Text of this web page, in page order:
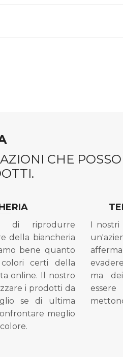
CHE
di riprodurre
della biancheria
bene quanto
certi della
online. Il nostro
i prodotti da
se di ultima
meglio
I nostri
ma